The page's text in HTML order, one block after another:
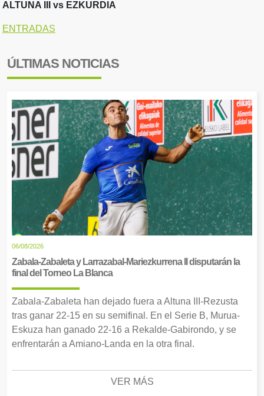
ALTUNA III vs EZKURDIA
ENTRADAS
ÚLTIMAS NOTICIAS
06/08/2026
Zabala-Zabaleta y Larrazabal-Mariezkurrena II disputarán la
final del Torneo La Blanca
Zabala-Zabaleta han dejado fuera a Altuna III-Rezusta
tras ganar 22-15 en su semifinal. En el Serie B, Murua-
Eskuza han ganado 22-16 a Rekalde-Gabirondo, y se
enfrentarán a Amiano-Landa en la otra final.
VER MÁS